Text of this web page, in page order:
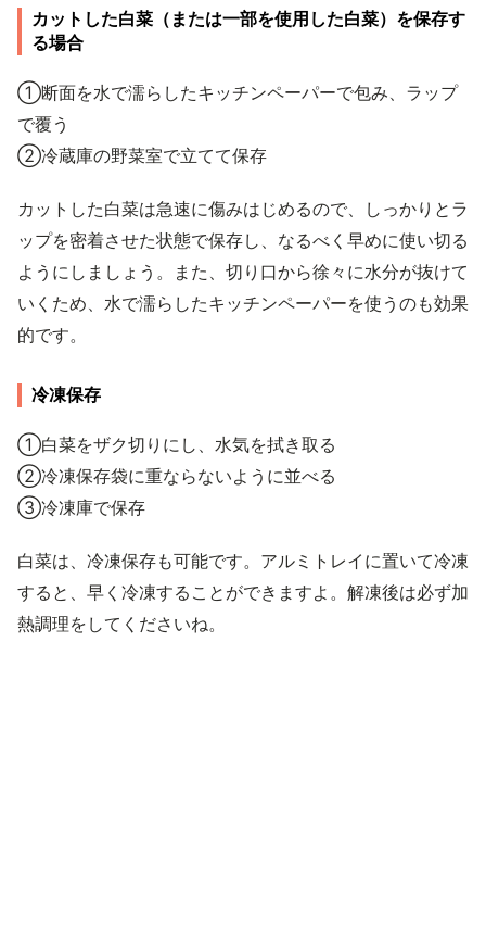
カットした白菜（または一部を使用した白菜）を保存す
る場合
①断面を水で濡らしたキッチンペーパーで包み、ラップ
で覆う
②冷蔵庫の野菜室で立てて保存
カットした白菜は急速に傷みはじめるので、しっかりとラ
ップを密着させた状態で保存し、なるべく早めに使い切る
ようにしましょう。また、切り口から徐々に水分が抜けて
いくため、水で濡らしたキッチンペーパーを使うのも効果
的です。
冷凍保存
①白菜をザク切りにし、水気を拭き取る
②冷凍保存袋に重ならないように並べる
③冷凍庫で保存
白菜は、冷凍保存も可能です。アルミトレイに置いて冷凍
すると、早く冷凍することができますよ。解凍後は必ず加
熱調理をしてくださいね。